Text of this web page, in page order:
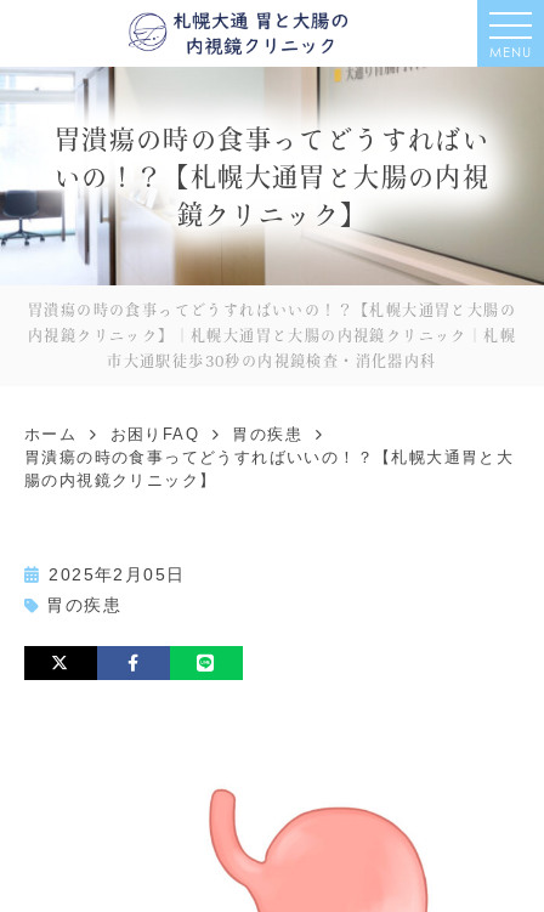
MENU
胃潰瘍の時の食事ってどうすればい
いの！？【札幌大通胃と大腸の内視
鏡クリニック】
胃潰瘍の時の食事ってどうすればいいの！？【札幌大通胃と大腸の
内視鏡クリニック】｜札幌大通胃と大腸の内視鏡クリニック｜札幌
市大通駅徒歩30秒の内視鏡検査・消化器内科
ホーム お困りFAQ
胃の疾患
胃潰瘍の時の食事ってどうすればいいの！？【札幌大通胃と大
腸の内視鏡クリニック】
2025年2月05日
胃の疾患